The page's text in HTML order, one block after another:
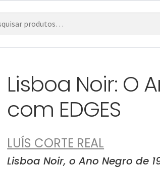
Lisboa Noir: O
com EDGES
LUÍS CORTE REAL
Lisboa Noir, o Ano Negro de